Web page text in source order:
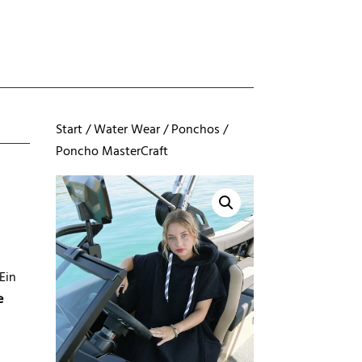
Ein
Start/Water Wear/Ponchos /
Poncho MasterCraft